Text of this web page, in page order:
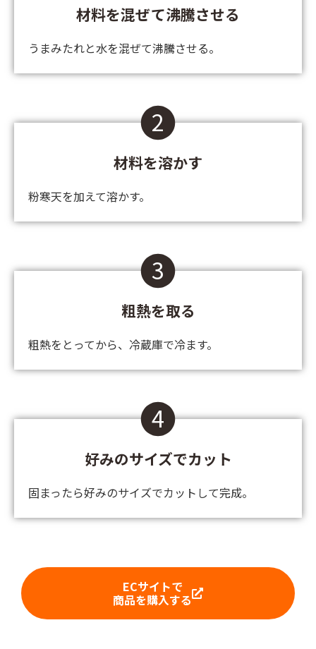
材料を混ぜて沸騰させる
うまみたれと水を混ぜて沸騰させる。
2
材料を溶かす
粉寒天を加えて溶かす。
3
粗熱を取る
粗熱をとってから、冷蔵庫で冷ます。
4
好みのサイズでカット
固まったら好みのサイズでカットして完成。
ECサイトで
商品を購入する